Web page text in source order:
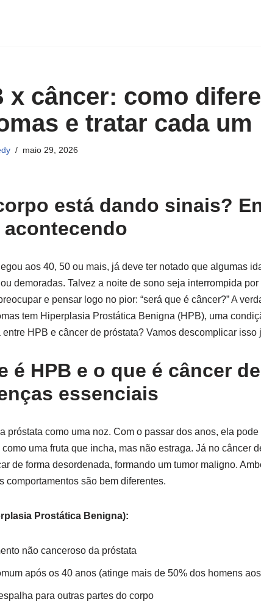
x câncer: como
e tratar cada um
maio 29, 2026
está dando sinais?
acontecendo
aos 40, 50 ou mais, já deve ter notado que algumas
demoradas. Talvez a noite de sono seja interrompida
e pensar logo no pior: “será que é câncer?” A
tem Hiperplasia Prostática Benigna (HPB), uma
entre HPB e câncer de próstata? Vamos descomplicar
é HPB e o que é câncer
essenciais
próstata como uma noz. Com o passar dos anos, ela
uma fruta que incha, mas não estraga. Já no câncer
de forma desordenada, formando um tumor maligno.
comportamentos são bem diferentes.
Prostática Benigna):
não canceroso da próstata
após os 40 anos (atinge mais de 50% dos homens
para outras partes do corpo